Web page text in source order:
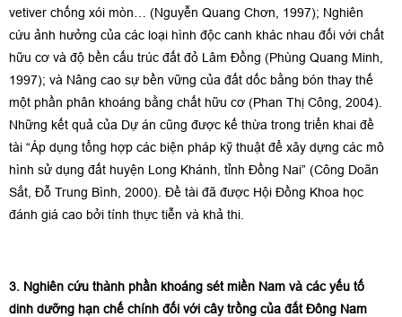
vetiver chống xói mòn… (Nguyễn Quang Chơn, 1997); Nghiên
cứu ảnh hưởng của các loại hình độc canh khác nhau đối với chất
hữu cơ và độ bền cấu trúc đất đỏ Lâm Đồng (Phùng Quang Minh,
1997); và Nâng cao sự bền vững của đất dốc bằng bón thay thế
một phần phân khoáng bằng chất hữu cơ (Phan Thị Công, 2004).
Những kết quả của Dự án cũng được kế thừa trong triển khai đề
tài “Áp dụng tổng hợp các biện pháp kỹ thuật để xây dựng các mô
hình sử dụng đất huyện Long Khánh, tỉnh Đồng Nai” (Công Doãn
Sắt, Đỗ Trung Bình, 2000). Đề tài đã được Hội Đồng Khoa học
đánh giá cao bởi tính thực tiễn và khả thi.
3. Nghiên cứu thành phần khoáng sét miền Nam và các yếu tố
dinh dưỡng hạn chế chính đối với cây trồng của đất Đông Nam